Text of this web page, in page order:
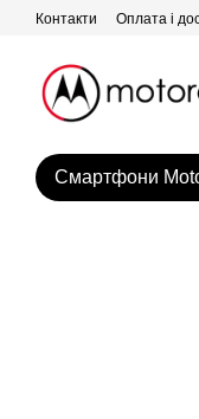
Перейти до основного
Контакти Оплата і
Смартфони